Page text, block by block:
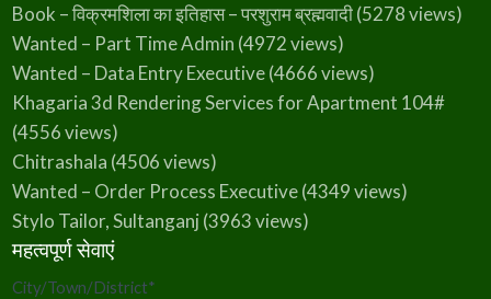
Book – विक्रमशिला का इतिहास – परशुराम ब्रह्मवादी(5278 views)
Wanted – Part Time Admin (4972 views)
Wanted – Data Entry Executive(4666 views)
Khagaria 3d Rendering Services for Apartment 104#
(4556 views)
Chitrashala (4506 views)
Wanted – Order Process Executive(4349 views)
Stylo Tailor, Sultanganj (3963 views)
महत्वपूर्ण सेवाएं
City/Town/District*